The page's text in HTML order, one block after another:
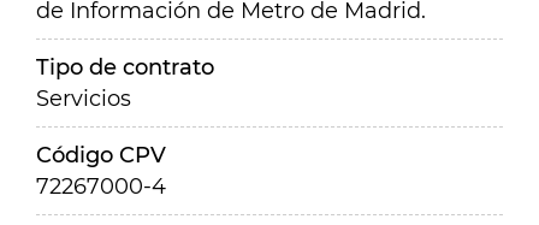
de Información de Metro de Madrid.
Tipo de contrato
Servicios
Código CPV
72267000-4